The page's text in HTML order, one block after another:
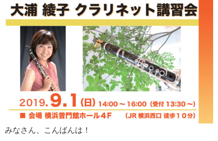
みなさん、こんばんは！